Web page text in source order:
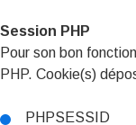
Session PHP
Pour son bon
PHP. Cookie(s)
PHPSESSID